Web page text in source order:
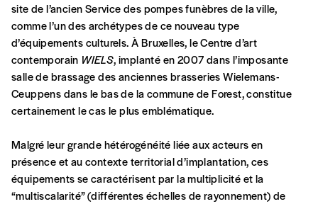
Je souhaite bénéficier de l’offre
découverte
Cadeau
lui un abonnement ou numéro au choix.
J’offre un abonnement (5
numéros)
site de l’ancien Service des pompes funèbres de la ville,
comme l’un des archétypes de ce nouveau type
d’équipements culturels. À Bruxelles, le Centre d’art
contemporain WIELS, implanté en 2007 dans l’imposante
salle de brassage des anciennes brasseries Wielemans-
Ceuppens dans le bas de la commune de Forest, constitue
certainement le cas le plus emblématique.
Malgré leur grande hétérogénéité liée aux acteurs en
présence et au contexte territorial d’implantation, ces
équipements se caractérisent par la multiplicité et la
“multiscalarité” (différentes échelles de rayonnement) de